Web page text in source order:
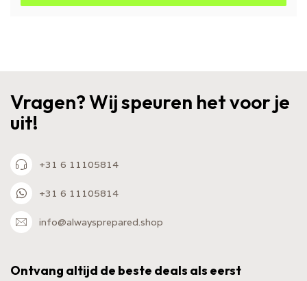
Vragen? Wij speuren het voor je
uit!
+31 6 11105814
+31 6 11105814
info@alwaysprepared.shop
Ontvang altijd de beste deals als eerst